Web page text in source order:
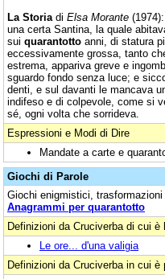
La Storia di Elsa Morante
una certa Santina, la quale
sui quarantotto anni, di statura
eccessivamente grossa, tanto
estrema, appariva greve e
sguardo fondo senza luce; e
denti, e sul davanti le mancava
indifeso e di colpevole, come si
sé, ogni volta che sorrideva.
Espressioni e Modi di Dire
Mandate a carte e
Giochi di Parole
Giochi enigmistici,
Anagrammi per quarantotto
Definizioni da Cruciverba di cui è
Le ore... d'una valigia
Definizioni da Cruciverba in cui è